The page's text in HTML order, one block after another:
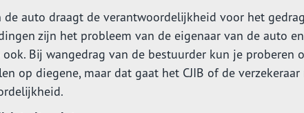
de auto draagt de verantwoordelijkheid voor het
zijn het probleem van de eigenaar van de auto
Bij wangedrag van de bestuurder kun je proberen
op diegene, maar dat gaat het CJIB of de